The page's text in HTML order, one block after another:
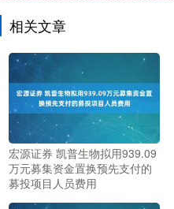
相关文章
宏源证券 凯普生物拟用939.09
万元募集资金置换预先支付的
募投项目人员费用